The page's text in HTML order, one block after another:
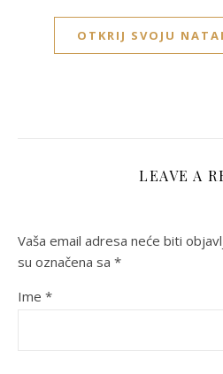
OTKRIJ SVOJU
LEAVE A
Vaša email adresa neće biti
su označena sa *
Ime *